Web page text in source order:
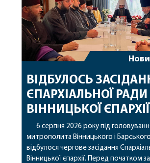
ВІДБУЛОСЬ
ЄПАРХІАЛЬНОЇ РАДИ
ВІННИЦЬКОЇ ЄПАРХІЇ
6 серпня 2026 року під
митрополита Вінницького і
відбулося чергове засідання
Вінницької єпархії. Перед початком